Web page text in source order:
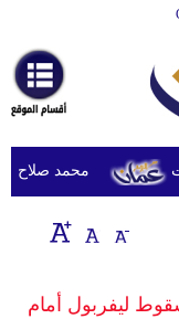
أخبارعاجلة
رياضة
ثقافة
إقتصاد
وموسيقى
محمد صلاح يصل
ليفربول أمام